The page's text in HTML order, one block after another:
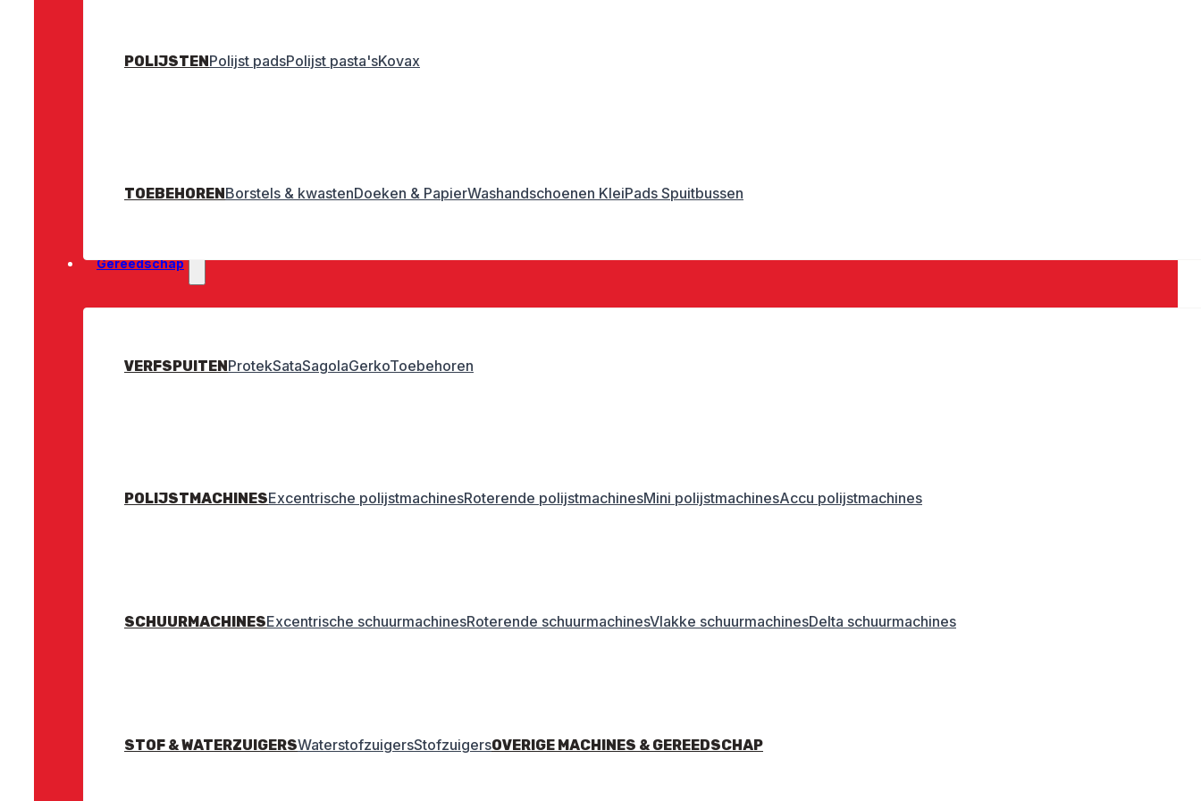
POLIJSTENPolijst padsPolijst pasta'sKovax
TOEBEHORENBorstels & kwastenDoeken & PapierWashandschoenen KleiPads Spuitbussen
Gereedschap
VERFSPUITENProtekSataSagolaGerkoToebehoren
POLIJSTMACHINESExcentrische polijstmachinesRoterende polijstmachinesMini polijstmachinesAccu polijstmachines
SCHUURMACHINESExcentrische schuurmachinesRoterende schuurmachinesVlakke schuurmachinesDelta schuurmachines
STOF & WATERZUIGERSWaterstofzuigersStofzuigersOVERIGE MACHINES & GEREEDSCHAP